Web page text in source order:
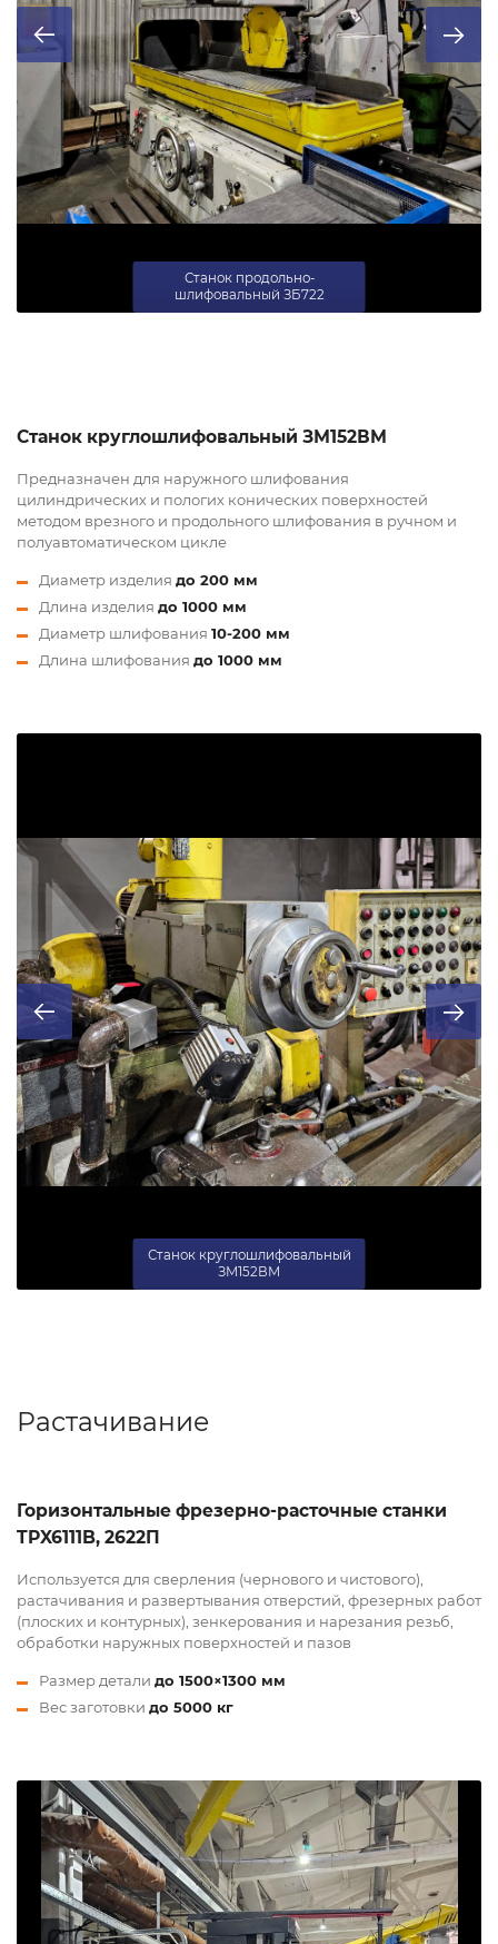
Станок продольно-
шлифовальный ЗБ722
Станок круглошлифовальный ЗМ152ВМ
Предназначен для наружного шлифования
цилиндрических и пологих конических поверхностей
методом врезного и продольного шлифования в ручном и
полуавтоматическом цикле
Диаметр изделия до 200 мм
Длина изделия до 1000 мм
Диаметр шлифования 10-200 мм
Длина шлифования до 1000 мм
Станок круглошлифовальный
ЗМ152ВМ
Растачивание
Горизонтальные фрезерно-расточные станки
TPX6111B, 2622П
Используется для сверления (чернового и чистового),
растачивания и развертывания отверстий, фрезерных работ
(плоских и контурных), зенкерования и нарезания резьб,
обработки наружных поверхностей и пазов
Размер детали до 1500×1300 мм
Вес заготовки до 5000 кг